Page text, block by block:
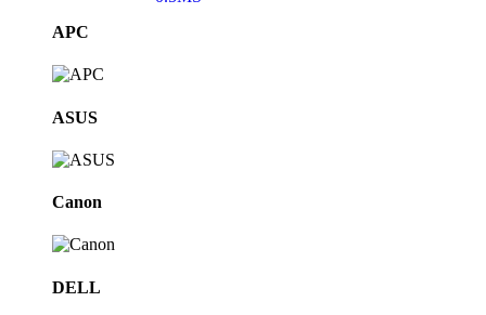
APC
ASUS
Canon
DELL